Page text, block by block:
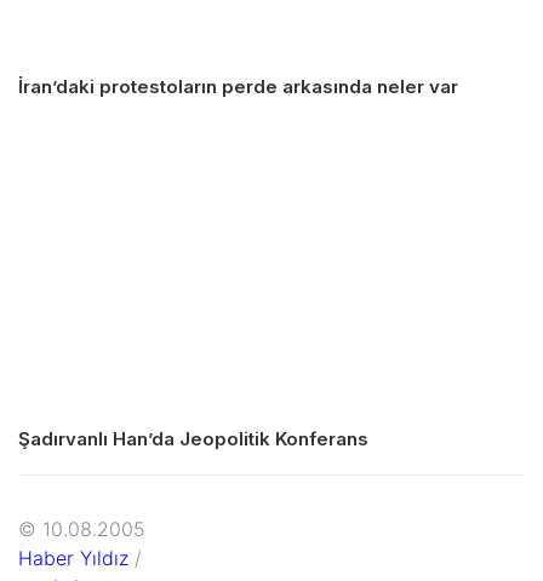
İran’daki protestoların perde arkasında neler var
Şadırvanlı Han’da Jeopolitik Konferans
© 10.08.2005
Haber Yıldız /